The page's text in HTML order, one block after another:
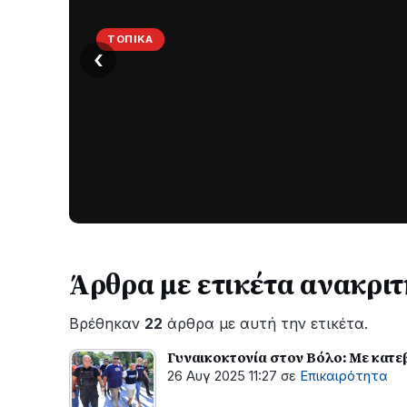
ΤΟΠΙΚΆ
Στο
Λυγιά
περιοχές
περίπου
ώρες
–
Σε
εξέλιξη
‹
Άρθρα με ετικέτα
Βρέθηκαν 22 άρθρα με αυτή την ετικέτα.
Γυναικοκτονία στον Βόλο: Με
26 Αυγ 2025 11:27 σε Επικαιρότητα